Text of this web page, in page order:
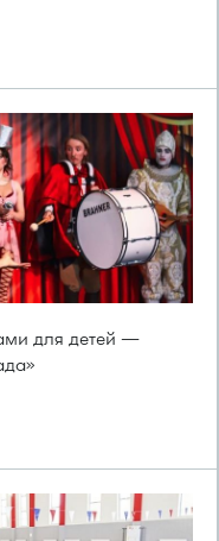
для детей —